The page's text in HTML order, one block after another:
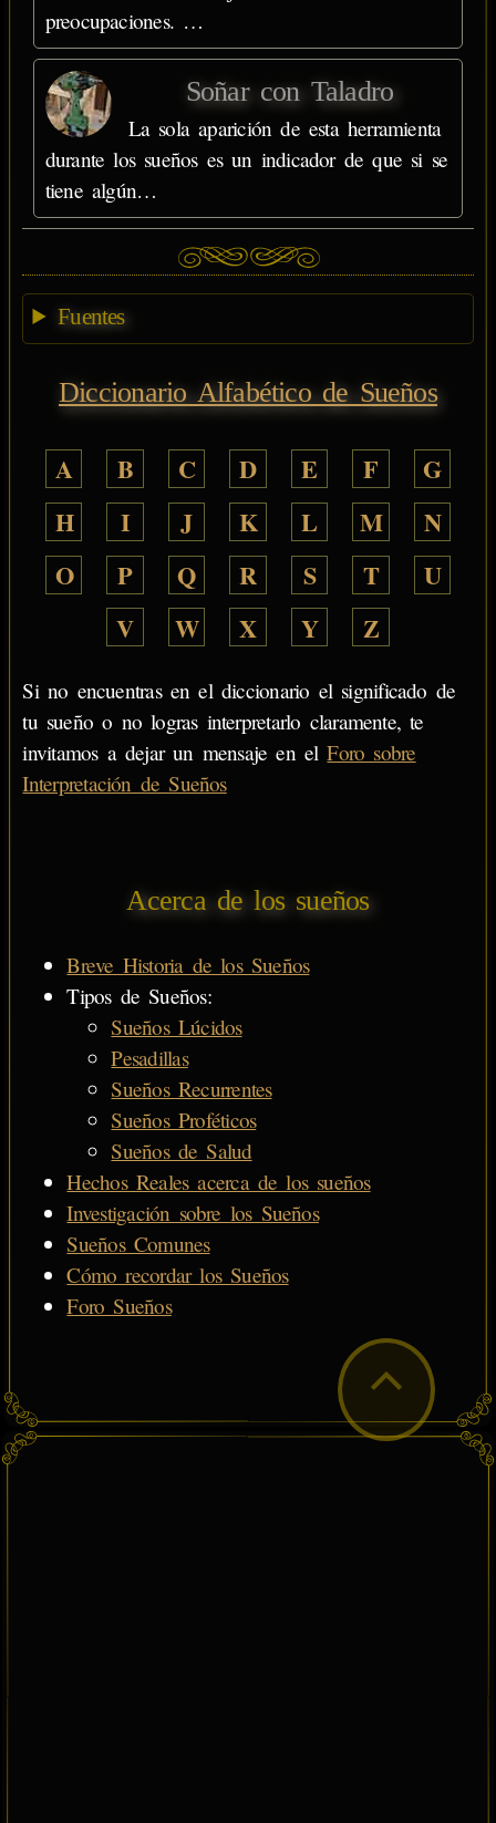
preocupaciones. …
Soñar con Taladro
La sola aparición de esta herramienta
durante los sueños es un indicador de que si se
tiene algún…
Fuentes
Diccionario Alfabético de Sueños
A B C D E F
G
H
I J K L M
N
O
P Q R S T
U
V
W X Y Z
Si no encuentras en el diccionario el significado de
tu sueño o no logras interpretarlo claramente, te
invitamos a dejar un mensaje en elForo sobre
Interpretación de Sueños
Acerca de los sueños
Breve Historia de los Sueños
Tipos de Sueños:
Sueños Lúcidos
Pesadillas
Sueños Recurrentes
Sueños Proféticos
Sueños de Salud
Hechos Reales acerca de los sueños
Investigación sobre los Sueños
Sueños Comunes
Cómo recordar los Sueños
Foro Sueños